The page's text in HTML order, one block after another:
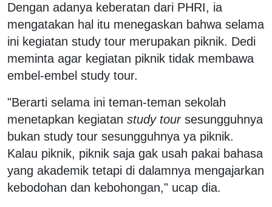
Dengan adanya keberatan dari PHRI, ia
mengatakan hal itu menegaskan bahwa selama
ini kegiatan study tour merupakan piknik. Dedi
meminta agar kegiatan piknik tidak membawa
embel-embel study tour.
"Berarti selama ini teman-teman sekolah
menetapkan kegiatan study toursesungguhnya
bukan study tour sesungguhnya ya piknik.
Kalau piknik, piknik saja gak usah pakai bahasa
yang akademik tetapi di dalamnya mengajarkan
kebodohan dan kebohongan," ucap dia.